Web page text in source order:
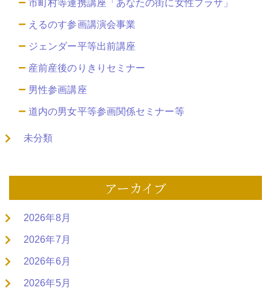
市町村等連携講座「あなたの街に女性プラザ」
えるのす参画講演会事業
ジェンダー平等出前講座
産前産後のりきりセミナー
男性参画講座
道内の男女平等参画関係セミナー等
未分類
アーカイブ
2026年8月
2026年7月
2026年6月
2026年5月